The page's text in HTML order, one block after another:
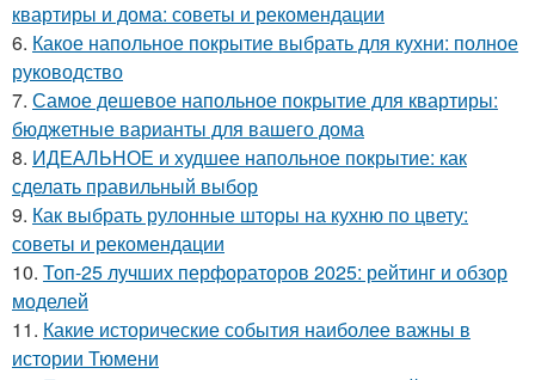
квартиры и дома: советы и рекомендации
6. Какое напольное покрытие выбрать для кухни: полное
руководство
7. Самое дешевое напольное покрытие для квартиры:
бюджетные варианты для вашего дома
8. ИДЕАЛЬНОЕ и худшее напольное покрытие: как
сделать правильный выбор
9. Как выбрать рулонные шторы на кухню по цвету:
советы и рекомендации
10. Топ-25 лучших перфораторов 2025: рейтинг и обзор
моделей
11. Какие исторические события наиболее важны в
истории Тюмени